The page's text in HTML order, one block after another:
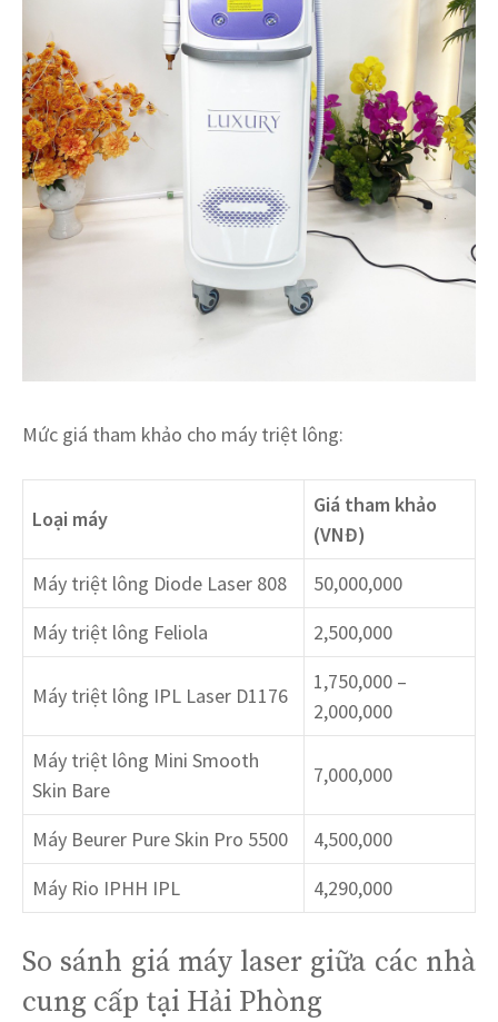
Mức giá tham khảo cho máy triệt lông:
Loại máy
Giá tham khảo
(VNĐ)
Máy triệt lông Diode Laser 808
50,000,000
Máy triệt lông Feliola
2,500,000
Máy triệt lông IPL Laser D1176
1,750,000 –
2,000,000
Máy triệt lông Mini Smooth
Skin Bare
7,000,000
Máy Beurer Pure Skin Pro 5500
4,500,000
Máy Rio IPHH IPL
4,290,000
So sánh giá máy laser giữa các nhà
cung cấp tại Hải Phòng